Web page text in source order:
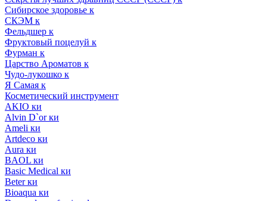
Сибирское здоровье к
СКЭМ к
Фельдшер к
Фруктовый поцелуй к
Фурман к
Царство Ароматов к
Чудо-лукошко к
Я Самая к
Косметический инструмент
AKIO ки
Alvin D`or ки
Ameli ки
Artdeco ки
Aura ки
BAOL ки
Basic Medical ки
Beter ки
Bioaqua ки